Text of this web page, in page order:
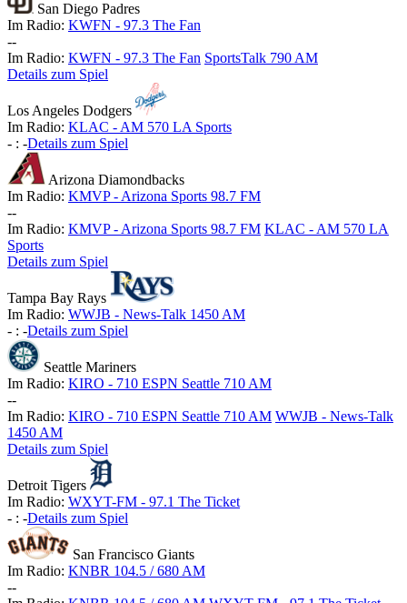
San Diego Padres
Im Radio: KWFN - 97.3 The Fan
--
Im Radio: KWFN - 97.3 The Fan SportsTalk 790 AM
Details zum Spiel
Los Angeles Dodgers
Im Radio: KLAC - AM 570 LA Sports
- : -Details zum Spiel
Arizona Diamondbacks
Im Radio: KMVP - Arizona Sports 98.7 FM
--
Im Radio: KMVP - Arizona Sports 98.7 FM KLAC - AM 570 LA
Sports
Details zum Spiel
Tampa Bay Rays
Im Radio: WWJB - News-Talk 1450 AM
- : -Details zum Spiel
Seattle Mariners
Im Radio: KIRO - 710 ESPN Seattle 710 AM
--
Im Radio: KIRO - 710 ESPN Seattle 710 AM WWJB - News-Talk
1450 AM
Details zum Spiel
Detroit Tigers
Im Radio: WXYT-FM - 97.1 The Ticket
- : -Details zum Spiel
San Francisco Giants
Im Radio: KNBR 104.5 / 680 AM
--